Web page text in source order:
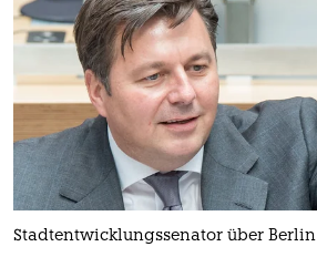
Stadtentwicklungssenator über Berlin